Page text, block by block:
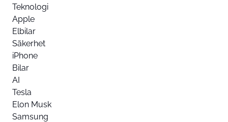
Teknologi
Apple
Elbilar
Säkerhet
iPhone
Bilar
AI
Tesla
Elon Musk
Samsung